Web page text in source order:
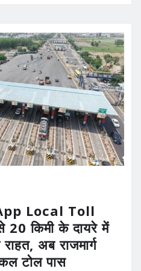
Local Toll
20 किमी के दायरे में
अब राजमार्ग
टोल पास